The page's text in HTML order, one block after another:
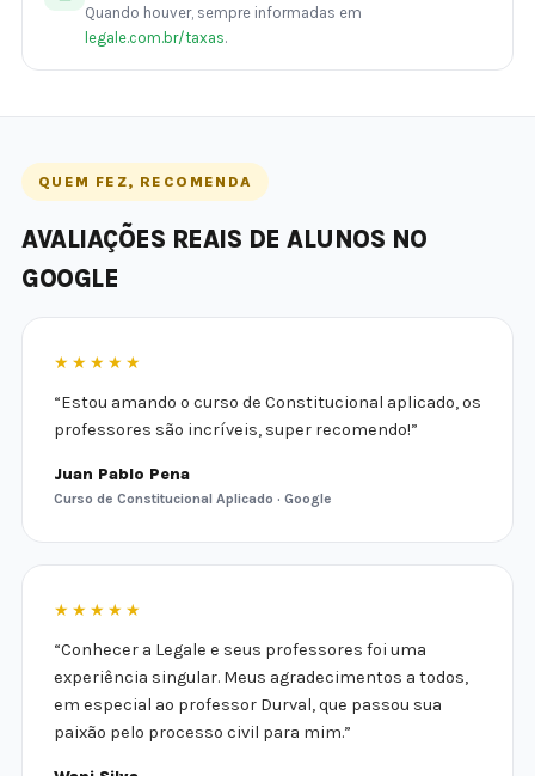
Quando houver, sempre informadas em
legale.com.br/taxas.
QUEM FEZ, RECOMENDA
AVALIAÇÕES REAIS DE ALUNOS NO
GOOGLE
★★★★★
“Estou amando o curso de Constitucional aplicado, os
professores são incríveis, super recomendo!”
Juan Pablo Pena
Curso de Constitucional Aplicado · Google
★★★★★
“Conhecer a Legale e seus professores foi uma
experiência singular. Meus agradecimentos a todos,
em especial ao professor Durval, que passou sua
paixão pelo processo civil para mim.”